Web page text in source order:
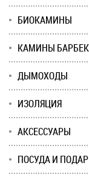
БИОКАМИНЫ
КАМИНЫ
ДЫМОХОДЫ
ИЗОЛЯЦИЯ
АКСЕССУАРЫ
ПОСУДА И